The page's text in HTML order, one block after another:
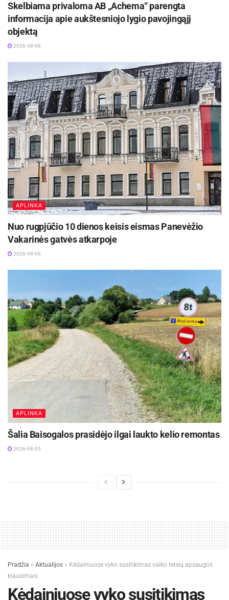
Skelbiama privaloma AB „Achema“ parengta
informacija apie aukštesniojo lygio pavojingąjį
objektą
2026-08-06
APLINKA
Nuo rugpjūčio 10 dienos keisis eismas Panevėžio
Vakarinės gatvės atkarpoje
2026-08-06
APLINKA
Šalia Baisogalos prasidėjo ilgai laukto kelio remontas
2026-08-05
Pradžia » Aktualijos » Kėdainiuose vyko susitikimas vaiko teisių apsaugos
klausimais
Kėdainiuose vyko susitikimas